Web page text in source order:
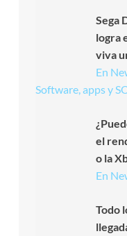
Sega
logra
viva
En
Software, apps y
el
o la
En
Todo